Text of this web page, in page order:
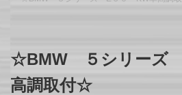
☆BMW ５シリーズ
高調取付☆